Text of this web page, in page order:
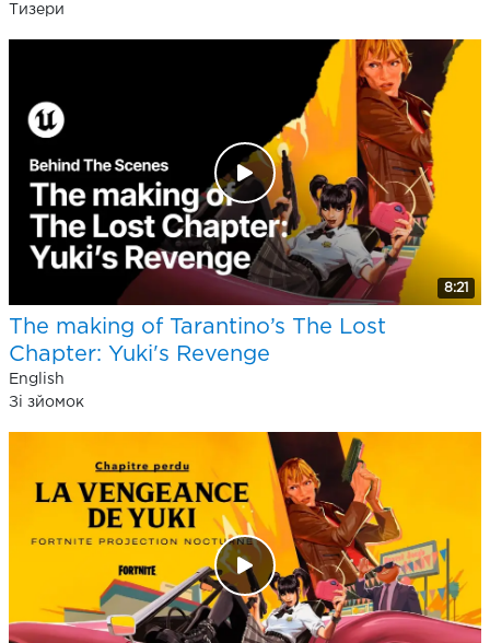
Тизери
8:21
The making of Tarantino’s The Lost
Chapter: Yuki's Revenge
English
Зі зйомок